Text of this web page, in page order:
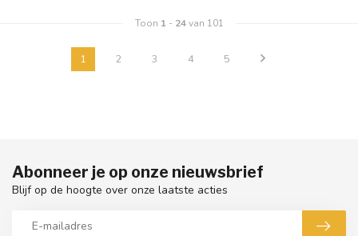
Toon 1- 24van 101
1 2 3 4 5
Abonneer je op onze nieuwsbrief
Blijf op de hoogte over onze laatste acties